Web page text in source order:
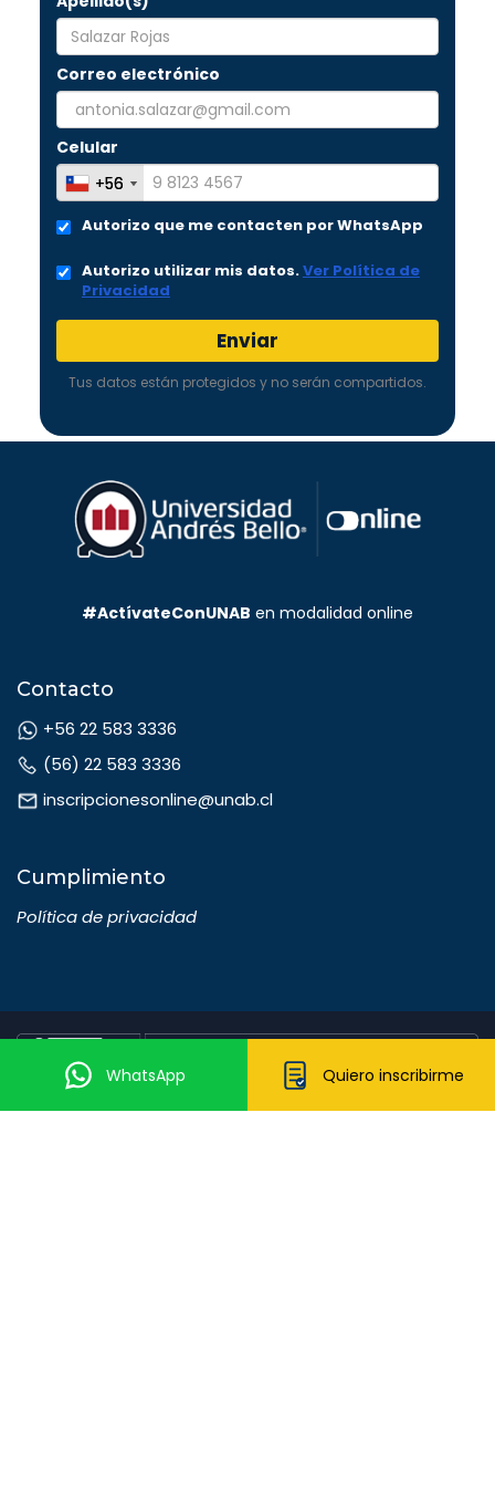
WhatsApp Quiero inscribirme
Saber más
Diplomado en
Innovación Educativa
para la Gestión de los
Procesos de Enseñanza -
Modalidad:Online
Diplomado en
Neurociencia:
Herramientas Prácticas
para Generar
Aprendizaje en el Aula
Modalidad:Online
Saber más
Correo electrónico
Celular
+56
+56
Autorizo que me contacten por WhatsApp
Autorizo utilizar mis datos.Ver Política de
Privacidad
Enviar
Tus datos están protegidos y no serán compartidos.
#ActívateConUNAB en modalidad online
Contacto
+56 22 583 3336
(56) 22 583 3336
inscripcionesonline@unab.cl
Cumplimiento
Política de privacidad